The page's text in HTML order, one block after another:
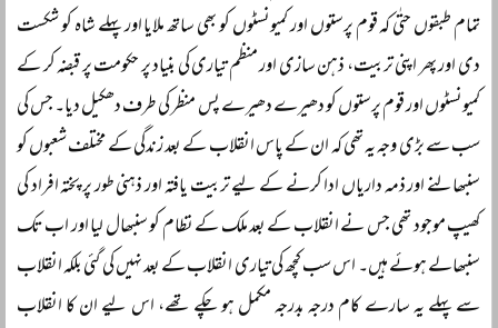
تمام طبقوں حتٰی کہ قوم پرستوں اور کمیونسٹوں کو بھی ساتھ ملایا اور پہلے شاہ کو شکست
دی اور پھر اپنی تربیت، ذہن سازی اور منظم تیاری کی بنیاد پر حکومت پر قبضہ کر کے
کمیونسٹوں اور قوم پرستوں کو دھیرے دھیرے پس منظر کی طرف دھکیل دیا۔ جس کی
سب سے بڑی وجہ یہ تھی کہ ان کے پاس انقلاب کے بعد زندگی کے مختلف شعبوں کو
سنبھالنے اور ذمہ داریاں ادا کرنے کے لیے تربیت یافتہ اور ذہنی طور پر پختہ افراد کی
کھیپ موجود تھی جس نے انقلاب کے بعد ملک کے نظام کو سنبھال لیا اور اب تک
سنبھالے ہوئے ہیں۔ اس سب کچھ کی تیاری انقلاب کے بعد نہیں کی گئی بلکہ انقلاب
سے پہلے یہ سارے کام درجہ بدرجہ مکمل ہو چکے تھے، اس لیے ان کا انقلاب